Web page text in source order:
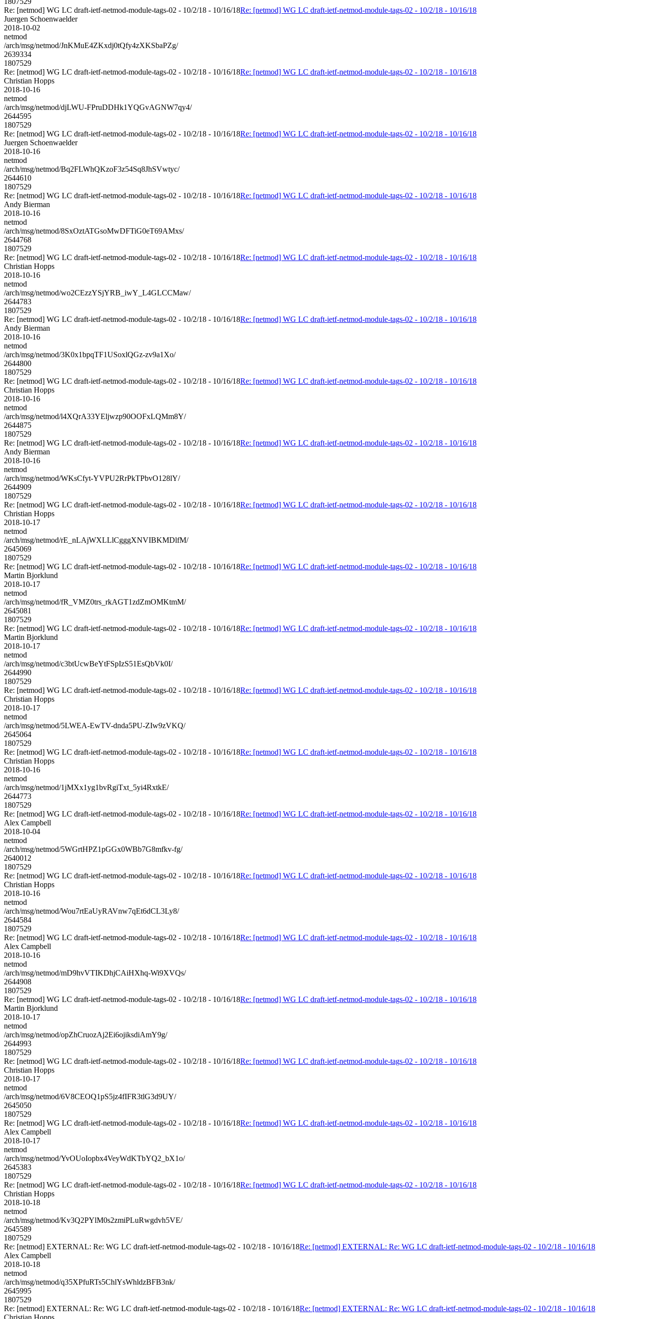
Re: [netmod] WG LC draft-ietf-netmod-module-tags-02 - 10/2/18 - 10/16/18Re: [netmod] WG LC draft-ietf-netmod-module-tags-02 - 10/2/18 - 10/16/18
Juergen Schoenwaelder
2018-10-02
netmod
/arch/msg/netmod/JnKMuE4ZKxdj0tQfy4zXKSbaPZg/
2639334
1807529
Re: [netmod] WG LC draft-ietf-netmod-module-tags-02 - 10/2/18 - 10/16/18Re: [netmod] WG LC draft-ietf-netmod-module-tags-02 - 10/2/18 - 10/16/18
Christian Hopps
2018-10-16
netmod
/arch/msg/netmod/djLWU-FPruDDHk1YQGvAGNW7qy4/
2644595
1807529
Re: [netmod] WG LC draft-ietf-netmod-module-tags-02 - 10/2/18 - 10/16/18Re: [netmod] WG LC draft-ietf-netmod-module-tags-02 - 10/2/18 - 10/16/18
Juergen Schoenwaelder
2018-10-16
netmod
/arch/msg/netmod/Bq2FLWhQKzoF3z54Sq8JhSVwtyc/
2644610
1807529
Re: [netmod] WG LC draft-ietf-netmod-module-tags-02 - 10/2/18 - 10/16/18Re: [netmod] WG LC draft-ietf-netmod-module-tags-02 - 10/2/18 - 10/16/18
Andy Bierman
2018-10-16
netmod
/arch/msg/netmod/8SxOztATGsoMwDFTiG0eT69AMxs/
2644768
1807529
Re: [netmod] WG LC draft-ietf-netmod-module-tags-02 - 10/2/18 - 10/16/18Re: [netmod] WG LC draft-ietf-netmod-module-tags-02 - 10/2/18 - 10/16/18
Christian Hopps
2018-10-16
netmod
/arch/msg/netmod/wo2CEzzYSjYRB_iwY_L4GLCCMaw/
2644783
1807529
Re: [netmod] WG LC draft-ietf-netmod-module-tags-02 - 10/2/18 - 10/16/18Re: [netmod] WG LC draft-ietf-netmod-module-tags-02 - 10/2/18 - 10/16/18
Andy Bierman
2018-10-16
netmod
/arch/msg/netmod/3K0x1bpqTF1USoxlQGz-zv9a1Xo/
2644800
1807529
Re: [netmod] WG LC draft-ietf-netmod-module-tags-02 - 10/2/18 - 10/16/18Re: [netmod] WG LC draft-ietf-netmod-module-tags-02 - 10/2/18 - 10/16/18
Christian Hopps
2018-10-16
netmod
/arch/msg/netmod/l4XQrA33YEljwzp90OOFxLQMm8Y/
2644875
1807529
Re: [netmod] WG LC draft-ietf-netmod-module-tags-02 - 10/2/18 - 10/16/18Re: [netmod] WG LC draft-ietf-netmod-module-tags-02 - 10/2/18 - 10/16/18
Andy Bierman
2018-10-16
netmod
/arch/msg/netmod/WKsCfyt-YVPU2RrPkTPbvO128lY/
2644909
1807529
Re: [netmod] WG LC draft-ietf-netmod-module-tags-02 - 10/2/18 - 10/16/18Re: [netmod] WG LC draft-ietf-netmod-module-tags-02 - 10/2/18 - 10/16/18
Christian Hopps
2018-10-17
netmod
/arch/msg/netmod/rE_nLAjWXLLlCgggXNVIBKMDlfM/
2645069
1807529
Re: [netmod] WG LC draft-ietf-netmod-module-tags-02 - 10/2/18 - 10/16/18Re: [netmod] WG LC draft-ietf-netmod-module-tags-02 - 10/2/18 - 10/16/18
Martin Bjorklund
2018-10-17
netmod
/arch/msg/netmod/fR_VMZ0trs_rkAGT1zdZmOMKtmM/
2645081
1807529
Re: [netmod] WG LC draft-ietf-netmod-module-tags-02 - 10/2/18 - 10/16/18Re: [netmod] WG LC draft-ietf-netmod-module-tags-02 - 10/2/18 - 10/16/18
Martin Bjorklund
2018-10-17
netmod
/arch/msg/netmod/c3btUcwBeYtFSpIzS51EsQbVk0I/
2644990
1807529
Re: [netmod] WG LC draft-ietf-netmod-module-tags-02 - 10/2/18 - 10/16/18Re: [netmod] WG LC draft-ietf-netmod-module-tags-02 - 10/2/18 - 10/16/18
Christian Hopps
2018-10-17
netmod
/arch/msg/netmod/5LWEA-EwTV-dnda5PU-ZIw9zVKQ/
2645064
1807529
Re: [netmod] WG LC draft-ietf-netmod-module-tags-02 - 10/2/18 - 10/16/18Re: [netmod] WG LC draft-ietf-netmod-module-tags-02 - 10/2/18 - 10/16/18
Christian Hopps
2018-10-16
netmod
/arch/msg/netmod/1jMXx1yg1bvRgiTxt_5yi4RxtkE/
2644773
1807529
Re: [netmod] WG LC draft-ietf-netmod-module-tags-02 - 10/2/18 - 10/16/18Re: [netmod] WG LC draft-ietf-netmod-module-tags-02 - 10/2/18 - 10/16/18
Alex Campbell
2018-10-04
netmod
/arch/msg/netmod/5WGrtHPZ1pGGx0WBb7G8mfkv-fg/
2640012
1807529
Re: [netmod] WG LC draft-ietf-netmod-module-tags-02 - 10/2/18 - 10/16/18Re: [netmod] WG LC draft-ietf-netmod-module-tags-02 - 10/2/18 - 10/16/18
Christian Hopps
2018-10-16
netmod
/arch/msg/netmod/Wou7rtEaUyRAVnw7qEt6dCL3Ly8/
2644584
1807529
Re: [netmod] WG LC draft-ietf-netmod-module-tags-02 - 10/2/18 - 10/16/18Re: [netmod] WG LC draft-ietf-netmod-module-tags-02 - 10/2/18 - 10/16/18
Alex Campbell
2018-10-16
netmod
/arch/msg/netmod/mD9hvVTIKDhjCAiHXhq-Wi9XVQs/
2644908
1807529
Re: [netmod] WG LC draft-ietf-netmod-module-tags-02 - 10/2/18 - 10/16/18Re: [netmod] WG LC draft-ietf-netmod-module-tags-02 - 10/2/18 - 10/16/18
Martin Bjorklund
2018-10-17
netmod
/arch/msg/netmod/opZhCruozAj2Ei6ojiksdiAmY9g/
2644993
1807529
Re: [netmod] WG LC draft-ietf-netmod-module-tags-02 - 10/2/18 - 10/16/18Re: [netmod] WG LC draft-ietf-netmod-module-tags-02 - 10/2/18 - 10/16/18
Christian Hopps
2018-10-17
netmod
/arch/msg/netmod/6V8CEOQ1pS5jz4fIFR3tlG3d9UY/
2645050
1807529
Re: [netmod] WG LC draft-ietf-netmod-module-tags-02 - 10/2/18 - 10/16/18Re: [netmod] WG LC draft-ietf-netmod-module-tags-02 - 10/2/18 - 10/16/18
Alex Campbell
2018-10-17
netmod
/arch/msg/netmod/YvOUoIopbx4VeyWdKTbYQ2_bX1o/
2645383
1807529
Re: [netmod] WG LC draft-ietf-netmod-module-tags-02 - 10/2/18 - 10/16/18Re: [netmod] WG LC draft-ietf-netmod-module-tags-02 - 10/2/18 - 10/16/18
Christian Hopps
2018-10-18
netmod
/arch/msg/netmod/Kv3Q2PYlM0s2zmiPLuRwgdvh5VE/
2645589
1807529
Re: [netmod] EXTERNAL: Re: WG LC draft-ietf-netmod-module-tags-02 - 10/2/18 - 10/16/18Re: [netmod] EXTERNAL: Re: WG LC draft-ietf-netmod-module-tags-02 - 10/2/18 - 10/16/18
Alex Campbell
2018-10-18
netmod
/arch/msg/netmod/q35XPfuRTs5ChlYsWhldzBFB3nk/
2645995
1807529
Re: [netmod] EXTERNAL: Re: WG LC draft-ietf-netmod-module-tags-02 - 10/2/18 - 10/16/18Re: [netmod] EXTERNAL: Re: WG LC draft-ietf-netmod-module-tags-02 - 10/2/18 - 10/16/18
Christian Hopps